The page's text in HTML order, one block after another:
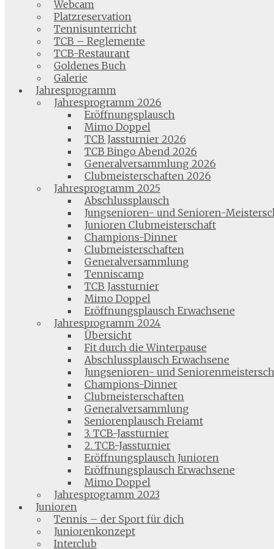
Webcam
Platzreservation
Tennisunterricht
TCB – Reglemente
TCB-Restaurant
Goldenes Buch
Galerie
Jahresprogramm
Jahresprogramm 2026
Eröffnungsplausch
Mimo Doppel
TCB Jassturnier 2026
TCB Bingo Abend 2026
Generalversammlung 2026
Clubmeisterschaften 2026
Jahresprogramm 2025
Abschlussplausch
Jungsenioren- und Senioren-
Junioren Clubmeisterschaft
Champions-Dinner
Clubmeisterschaften
Generalversammlung
Tenniscamp
TCB Jassturnier
Mimo Doppel
Eröffnungsplausch Erwachsene
Jahresprogramm 2024
Übersicht
Fit durch die Winterpause
Abschlussplausch Erwachsene
Jungsenioren- und
Champions-Dinner
Clubmeisterschaften
Generalversammlung
Seniorenplausch Freiamt
3. TCB-Jassturnier
2. TCB-Jassturnier
Eröffnungsplausch Junioren
Eröffnungsplausch Erwachsene
Mimo Doppel
Jahresprogramm 2023
Junioren
Tennis – der Sport für dich
Juniorenkonzept
Interclub